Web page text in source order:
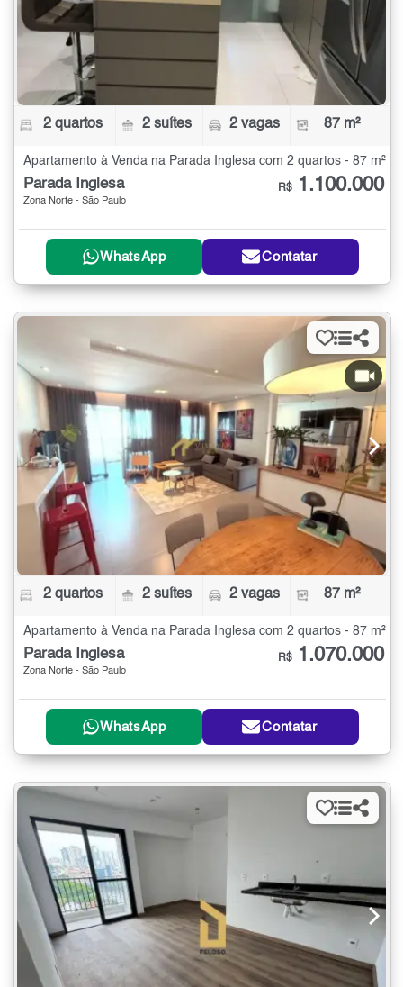
2 quartos 2 suítes 2 vagas 87 m²
Apartamento à Venda na Parada Inglesa com 2 quartos - 87 m²
Parada Inglesa
Zona Norte - São Paulo
R$ 1.100.000
WhatsApp Contatar
2 quartos 2 suítes 2 vagas 87 m²
Apartamento à Venda na Parada Inglesa com 2 quartos - 87 m²
Parada Inglesa
Zona Norte - São Paulo
R$ 1.070.000
WhatsApp Contatar